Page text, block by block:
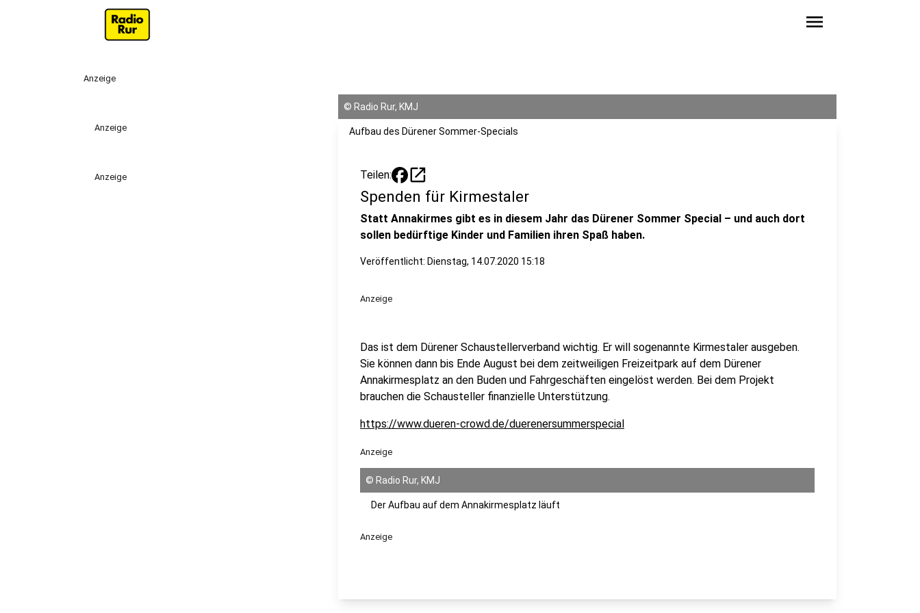
menu
Anzeige
Anzeige
Anzeige
© Radio Rur, KMJ
Aufbau des Dürener Sommer-Specials
Teilen: open_in_new
Spenden für Kirmestaler
Statt Annakirmes gibt es in diesem Jahr das Dürener Sommer Special – und auch dort
sollen bedürftige Kinder und Familien ihren Spaß haben.
Veröffentlicht: Dienstag, 14.07.2020 15:18
Anzeige
Das ist dem Dürener Schaustellerverband wichtig. Er will sogenannte Kirmestaler ausgeben.
Sie können dann bis Ende August bei dem zeitweiligen Freizeitpark auf dem Dürener
Annakirmesplatz an den Buden und Fahrgeschäften eingelöst werden. Bei dem Projekt
brauchen die Schausteller finanzielle Unterstützung.
https://www.dueren-crowd.de/duerenersummerspecial
Anzeige
© Radio Rur, KMJ
Der Aufbau auf dem Annakirmesplatz läuft
Anzeige